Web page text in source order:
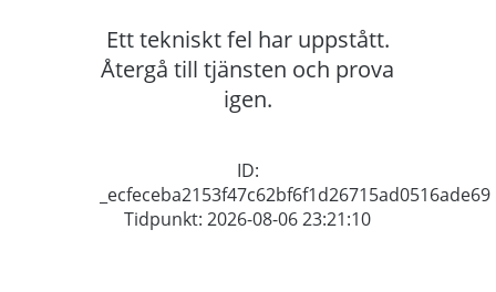
Ett tekniskt fel har uppstått.
Återgå till tjänsten och prova
igen.
ID:
_ecfeceba2153f47c62bf6f1d26715ad0516ade69
Tidpunkt: 2026-08-06 23:21:10